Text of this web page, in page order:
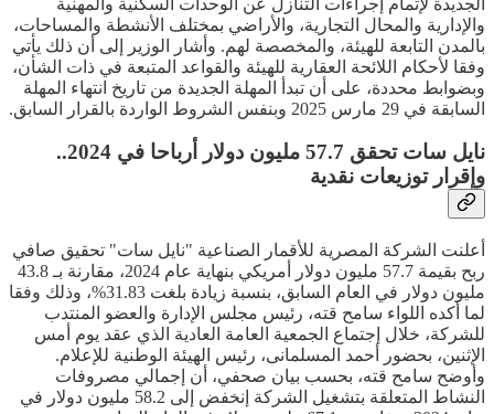
الجديدة لإتمام إجراءات التنازل عن الوحدات السكنية والمهنية
والإدارية والمحال التجارية، والأراضي بمختلف الأنشطة والمساحات،
بالمدن التابعة للهيئة، والمخصصة لهم. وأشار الوزير إلى أن ذلك يأتي
وفقا لأحكام اللائحة العقارية للهيئة والقواعد المتبعة في ذات الشأن،
وبضوابط محددة، على أن تبدأ المهلة الجديدة من تاريخ انتهاء المهلة
السابقة في 29 مارس 2025 وبنفس الشروط الواردة بالقرار السابق.
نايل سات تحقق 57.7 مليون دولار أرباحا في 2024..
وإقرار توزيعات نقدية
أعلنت الشركة المصرية للأقمار الصناعية "نايل سات" تحقيق صافي
ربح بقيمة 57.7 مليون دولار أمريكي بنهاية عام 2024، مقارنة بـ 43.8
مليون دولار في العام السابق، بنسبة زيادة بلغت 31.83%، وذلك وفقا
لما أكده اللواء سامح قته، رئيس مجلس الإدارة والعضو المنتدب
للشركة، خلال إجتماع الجمعية العامة العادية الذي عقد يوم أمس
الإثنين، بحضور أحمد المسلمانى، رئيس الهيئة الوطنية للإعلام.
وأوضح سامح قته، بحسب بيان صحفي، أن إجمالي مصروفات
النشاط المتعلقة بتشغيل الشركة إنخفض إلى 58.2 مليون دولار في